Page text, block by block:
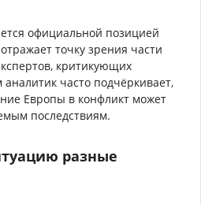
официальной позицией
точку зрения части
критикующих
часто подчёркивает,
Европы в конфликт может
последствиям.
разные